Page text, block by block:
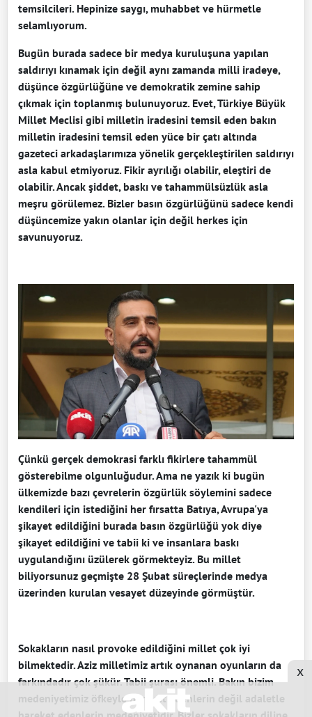
temsilcileri. Hepinize saygı, muhabbet ve hürmetle
selamlıyorum.
Bugün burada sadece bir medya kuruluşuna yapılan
saldırıyı kınamak için değil aynı zamanda milli iradeye,
düşünce özgürlüğüne ve demokratik zemine sahip
çıkmak için toplanmış bulunuyoruz. Evet, Türkiye Büyük
Millet Meclisi gibi milletin iradesini temsil eden bakın
milletin iradesini temsil eden yüce bir çatı altında
gazeteci arkadaşlarımıza yönelik gerçekleştirilen saldırıyı
asla kabul etmiyoruz. Fikir ayrılığı olabilir, eleştiri de
olabilir. Ancak şiddet, baskı ve tahammülsüzlük asla
meşru görülemez. Bizler basın özgürlüğünü sadece kendi
düşüncemize yakın olanlar için değil herkes için
savunuyoruz.
Çünkü gerçek demokrasi farklı fikirlere tahammül
gösterebilme olgunluğudur. Ama ne yazık ki bugün
ülkemizde bazı çevrelerin özgürlük söylemini sadece
kendileri için istediğini her fırsatta Batıya, Avrupa'ya
şikayet edildiğini burada basın özgürlüğü yok diye
şikayet edildiğini ve tabii ki ve insanlara baskı
uygulandığını üzülerek görmekteyiz. Bu millet
biliyorsunuz geçmişte 28 Şubat süreçlerinde medya
üzerinden kurulan vesayet düzeyinde görmüştür.
Sokakların nasıl provoke edildiğini millet çok iyi
bilmektedir. Aziz milletimiz artık oynanan oyunların da
farkındadır çok şükür. Tabii şurası önemli. Bakın bizim
medeniyetimiz öfkeyle hareket edenlerin değil adaletle
x